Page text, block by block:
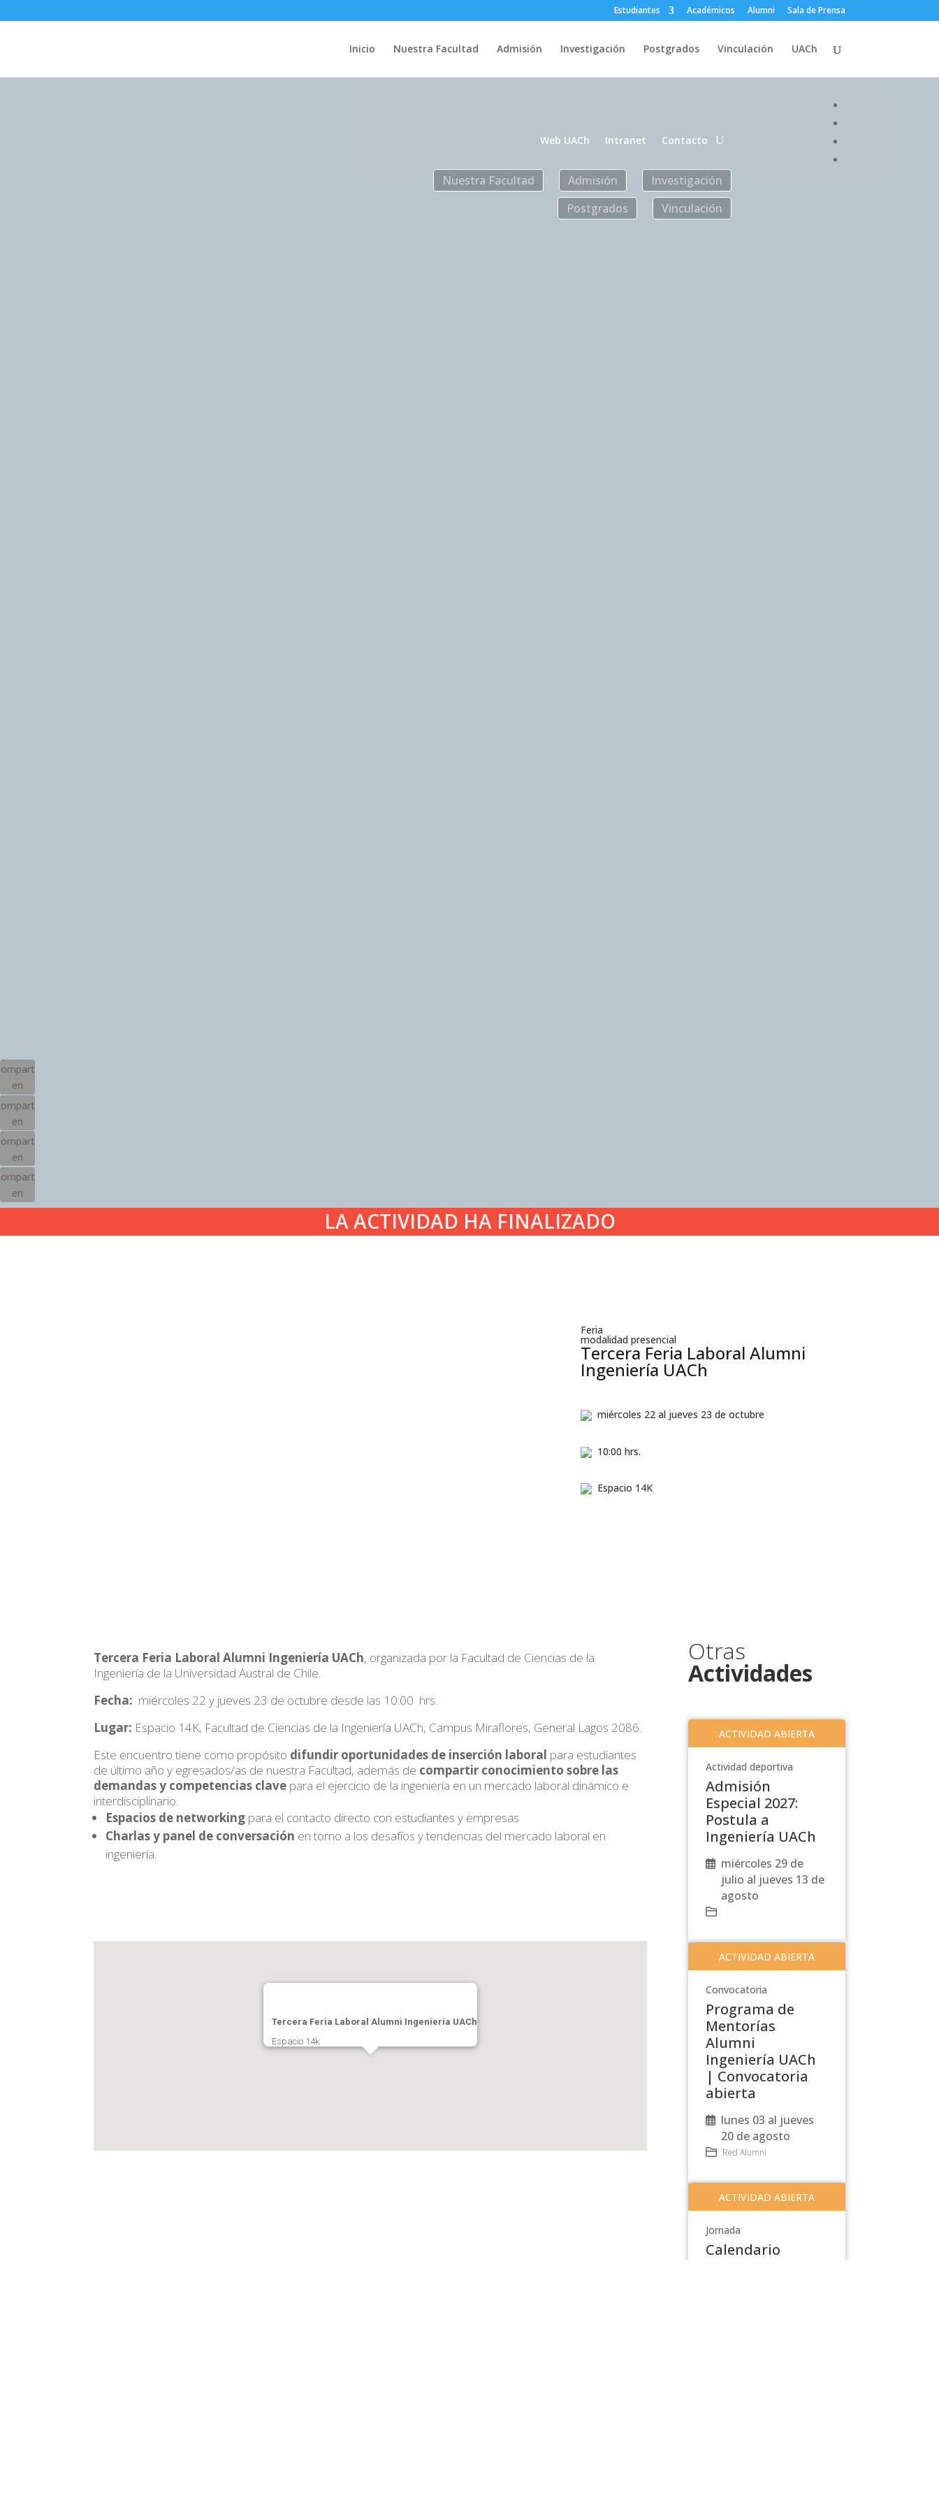
Estudiantes Académicos Alumni Sala de Prensa
Inicio Nuestra Facultad Admisión Investigación Postgrados Vinculación UACh
Web UACh Intranet Contacto
Nuestra Facultad Admisión
Investigación
Postgrados
Vinculación
LA ACTIVIDAD HA FINALIZADO
Feria
modalidad presencial
Tercera Feria Laboral Alumni
Ingeniería UACh
miércoles 22 al jueves 23 de octubre
10:00 hrs.
Espacio 14K
Tercera Feria Laboral Alumni Ingeniería UACh, organizada por la Facultad de Ciencias de la
Ingeniería de la Universidad Austral de Chile.
Fecha: miércoles 22 y jueves 23 de octubre desde las 10:00 hrs.
Lugar: Espacio 14K, Facultad de Ciencias de la Ingeniería UACh, Campus Miraflores, General Lagos 2086.
Este encuentro tiene como propósito difundir oportunidades de inserción laboral para estudiantes
de último año y egresados/as de nuestra Facultad, además de compartir conocimiento sobre las
demandas y competencias clave para el ejercicio de la ingeniería en un mercado laboral dinámico e
interdisciplinario.
Espacios de networking para el contacto directo con estudiantes y empresas
Charlas y panel de conversación en torno a los desafíos y tendencias del mercado laboral en
ingeniería.
Tercera Feria Laboral Alumni Ingeniería UACh
Espacio 14k
Otras
Actividades
ACTIVIDAD ABIERTA
Actividad deportiva
Admisión
Especial 2027:
Postula a
Ingeniería UACh
miércoles 29 de
julio al jueves 13 de
agosto
ACTIVIDAD ABIERTA
Convocatoria
Programa de
Mentorías
Alumni
Ingeniería UACh
| Convocatoria
abierta
lunes 03 al jueves
20 de agosto
Red Alumni
ACTIVIDAD ABIERTA
Jornada
Calendario